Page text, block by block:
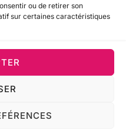
ou de retirer son
sur certaines caractéristiques